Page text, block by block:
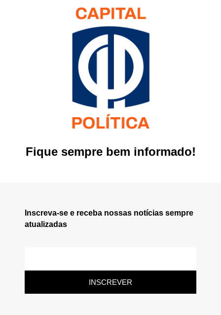
Fique sempre bem informado!
Inscreva-se e receba nossas notícias sempre
atualizadas
INSCREVER